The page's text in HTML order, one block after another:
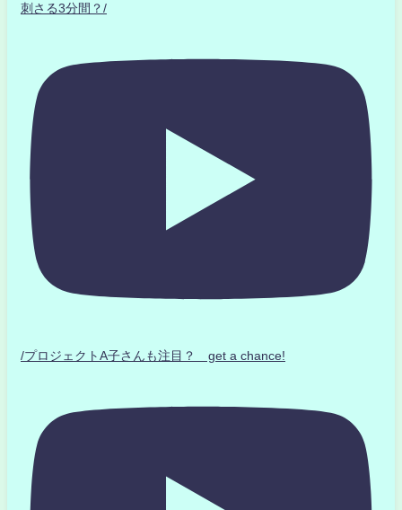
刺さる3分間？/
/プロジェクトA子さんも注目？ get a chance!